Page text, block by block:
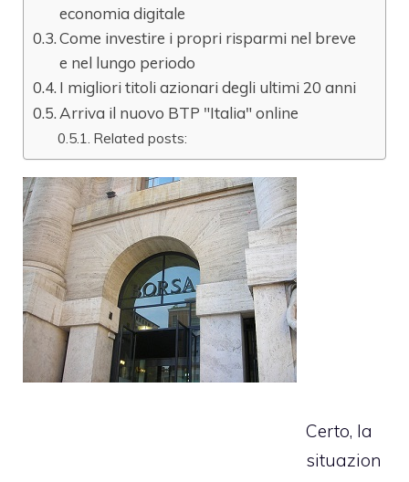
economia digitale
Come investire i propri risparmi nel breve
e nel lungo periodo
I migliori titoli azionari degli ultimi 20 anni
Arriva il nuovo BTP "Italia" online
Related posts:
Certo, la
situazion